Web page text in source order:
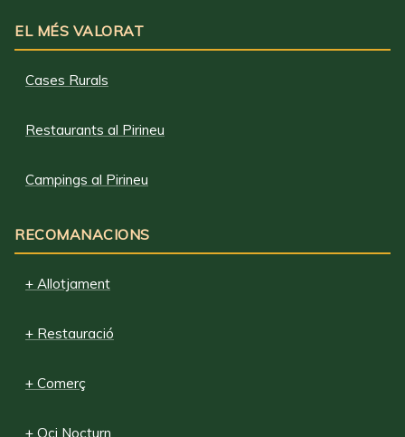
EL MÉS VALORAT
Cases Rurals
Restaurants al Pirineu
Campings al Pirineu
RECOMANACIONS
+ Allotjament
+ Restauració
+ Comerç
+ Oci Nocturn